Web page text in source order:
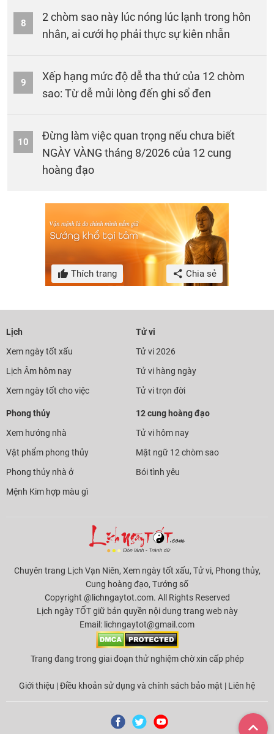
8
2 chòm sao này lúc nóng lúc lạnh trong hôn
nhân, ai cưới họ phải thực sự kiên nhẫn
9
Xếp hạng mức độ dễ tha thứ của 12 chòm
sao: Từ dễ mủi lòng đến ghi sổ đen
10
Đừng làm việc quan trọng nếu chưa biết
NGÀY VÀNG tháng 8/2026 của 12 cung
hoàng đạo
Thích trang Chia sẻ
Lịch
Xem ngày tốt xấu
Lịch Âm hôm nay
Xem ngày tốt cho việc
Tử vi
Tử vi 2026
Tử vi hàng ngày
Tử vi trọn đời
Phong thủy
Xem hướng nhà
Vật phẩm phong thủy
Phong thủy nhà ở
Mệnh Kim hợp màu gì
12 cung hoàng đạo
Tử vi hôm nay
Mật ngữ 12 chòm sao
Bói tình yêu
Chuyên trang Lịch Vạn Niên, Xem ngày tốt xấu, Tử vi, Phong thủy,
Cung hoàng đạo, Tướng số
Copyright @lichngaytot.com. All Rights Reserved
Lịch ngày TỐT giữ bản quyền nội dung trang web này
Email: lichngaytot@gmail.com
Trang đang trong giai đoạn thử nghiệm chờ xin cấp phép
Giới thiệu |Điều khoản sử dụng và chính sách bảo mật | Liên hệ